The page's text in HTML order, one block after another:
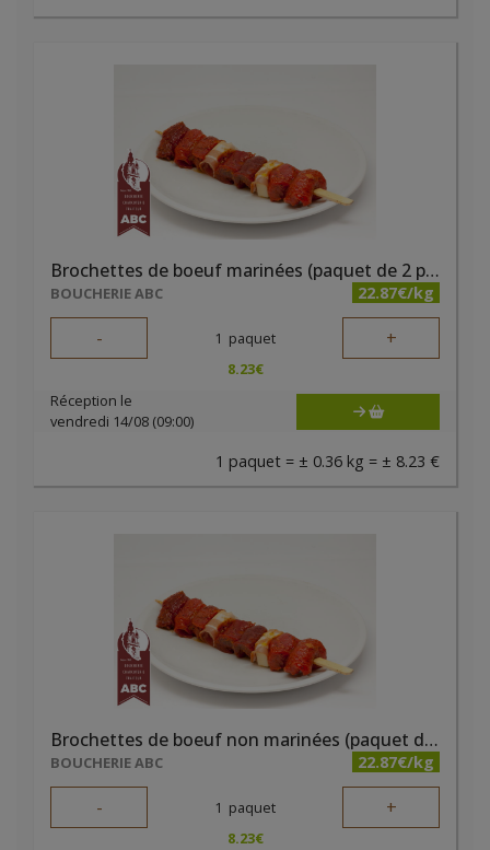
Brochettes de boeuf marinées (paquet de 2 pièces)
BOUCHERIE ABC 22.87€/kg
- 1 paquet +
8.23€
Réception le
vendredi 14/08 (09:00)
1 paquet = ± 0.36 kg = ± 8.23 €
Brochettes de boeuf non marinées (paquet de 2 pièces)
BOUCHERIE ABC 22.87€/kg
- 1 paquet +
8.23€